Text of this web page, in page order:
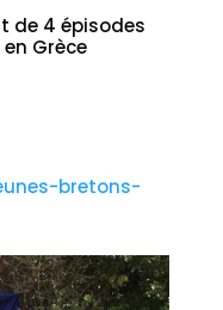
de 4 épisodes
Grèce
bretons-